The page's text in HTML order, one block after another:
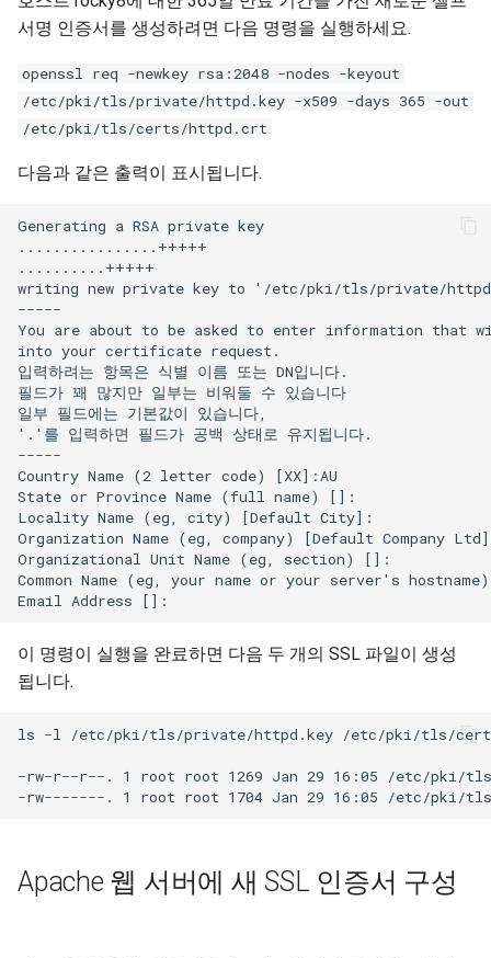
서명 인증서를 생성하려면 다음 명령을 실행하세요.
openssl req -newkey rsa:2048 -nodes -keyout
/etc/pki/tls/private/httpd.key -x509 -days 365 -out
/etc/pki/tls/certs/httpd.crt
다음과 같은 출력이 표시됩니다.
Generating a RSA private key
................+++++
..........+++++
writing new private key to '/etc/pki/tls/private/
-----
You are about to be asked to enter information that
into your certificate request.
입력하려는 항목은 식별 이름 또는 DN입니다.
필드가 꽤 많지만 일부는 비워둘 수 있습니다
일부 필드에는 기본값이 있습니다,
'.'를 입력하면 필드가 공백 상태로 유지됩니다.
-----
Country Name (2 letter code) [XX]:AU
State or Province Name (full name) []:
Locality Name (eg, city) [Default City]:
Organization Name (eg, company) [Default Company
Organizational Unit Name (eg, section) []:
Common Name (eg, your name or your server's
이 명령이 실행을 완료하면 다음 두 개의 SSL 파일이 생성
됩니다.
ls -l /etc/pki/tls/private/httpd.key /etc/pki/tls/
-rw-r--r--. 1 root root 1269 Jan 29 16:05 /etc/pki/
Apache 웹 서버에 새 SSL 인증서 구성